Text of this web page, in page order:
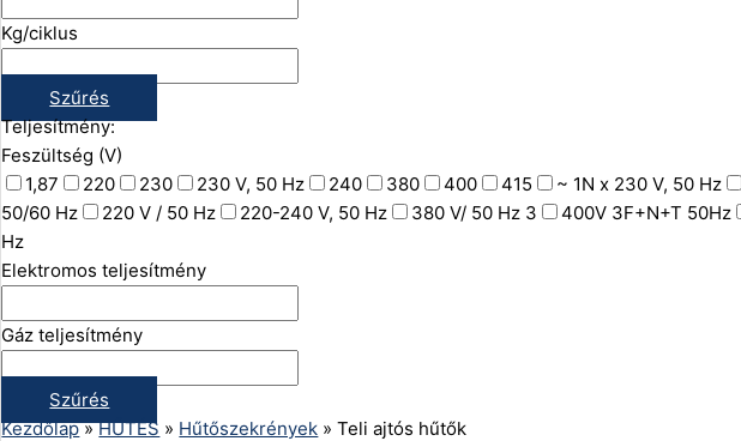
Kg/ciklus
Szűrés
Teljesítmény:
Feszültség (V)
1,87
220 230 230 V, 50 Hz 240 380 400 415 ~ 1N x 230 V, 50 Hz
50/60 Hz
220 V / 50 Hz 220-240 V, 50 Hz 380 V/ 50 Hz 3 400V 3F+N+T 50Hz
Hz
Elektromos teljesítmény
Gáz teljesítmény
Szűrés
Kezdőlap»HŰTÉS » Hűtőszekrények »Teli ajtós hűtők